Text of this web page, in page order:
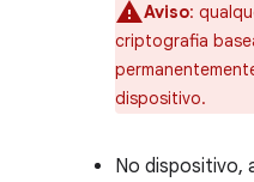
Aviso:
criptografia
dispositivo.
No dispositivo,